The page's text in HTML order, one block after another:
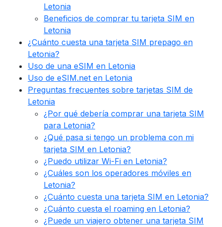
Letonia
Beneficios de comprar tu tarjeta SIM en
Letonia
¿Cuánto cuesta una tarjeta SIM prepago en
Letonia?
Uso de una eSIM en Letonia
Uso de eSIM.net en Letonia
Preguntas frecuentes sobre tarjetas SIM de
Letonia
¿Por qué debería comprar una tarjeta SIM
para Letonia?
¿Qué pasa si tengo un problema con mi
tarjeta SIM en Letonia?
¿Puedo utilizar Wi-Fi en Letonia?
¿Cuáles son los operadores móviles en
Letonia?
¿Cuánto cuesta una tarjeta SIM en Letonia?
¿Cuánto cuesta el roaming en Letonia?
¿Puede un viajero obtener una tarjeta SIM